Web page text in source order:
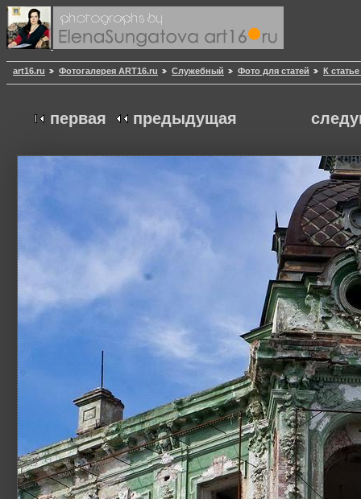
art16.ru Фотогалерея ART16.ru Служебный Фото для статей К
первая предыдущая